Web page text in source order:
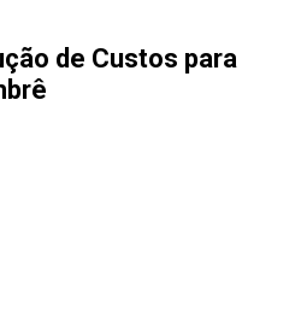
de Custos para